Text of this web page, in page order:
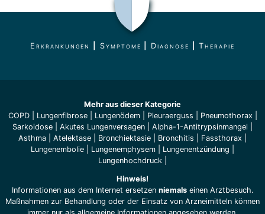
Erkrankungen Symptome Diagnose |Therapie
Mehr aus dieser Kategorie
COPD| Lungenfibrose| Lungenödem| Pleuraerguss Pneumothorax|
Sarkoidose
Akutes Lungenversagen Alpha-1-Antitrypsinmangel
Asthma
Atelektase Bronchiektasie Bronchitis Fassthorax
Lungenembolie
Lungenemphysem Lungenentzündung
Lungenhochdruck
Hinweis!
Informationen aus dem Internet ersetzen niemalseinen Arztbesuch.
Maßnahmen zur Behandlung oder der Einsatz von Arzneimitteln können